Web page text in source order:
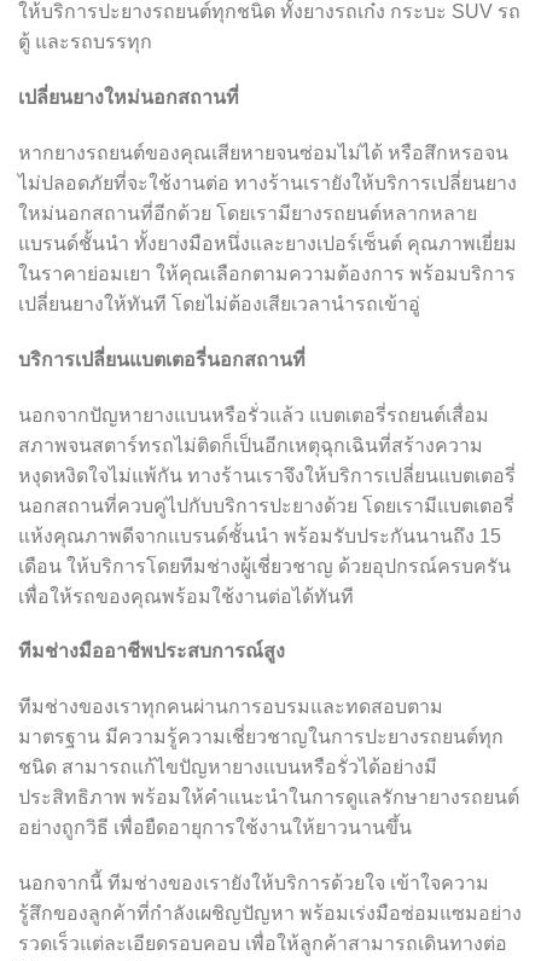
ให้บริการปะยางรถยนต์ทุกชนิด ทั้งยางรถเก๋ง กระบะ SUV รถ
ตู้ และรถบรรทุก
เปลี่ยนยางใหม่นอกสถานที่
หากยางรถยนต์ของคุณเสียหายจนซ่อมไม่ได้ หรือสึกหรอจน
ไม่ปลอดภัยที่จะใช้งานต่อ ทางร้านเรายังให้บริการเปลี่ยนยาง
ใหม่นอกสถานที่อีกด้วย โดยเรามียางรถยนต์หลากหลาย
แบรนด์ชั้นนำ ทั้งยางมือหนึ่งและยางเปอร์เซ็นต์ คุณภาพเยี่ยม
ในราคาย่อมเยา ให้คุณเลือกตามความต้องการ พร้อมบริการ
เปลี่ยนยางให้ทันที โดยไม่ต้องเสียเวลานำรถเข้าอู่
บริการเปลี่ยนแบตเตอรี่นอกสถานที่
นอกจากปัญหายางแบนหรือรั่วแล้ว แบตเตอรี่รถยนต์เสื่อม
สภาพจนสตาร์ทรถไม่ติดก็เป็นอีกเหตุฉุกเฉินที่สร้างความ
หงุดหงิดใจไม่แพ้กัน ทางร้านเราจึงให้บริการเปลี่ยนแบตเตอรี่
นอกสถานที่ควบคู่ไปกับบริการปะยางด้วย โดยเรามีแบตเตอรี่
แห้งคุณภาพดีจากแบรนด์ชั้นนำ พร้อมรับประกันนานถึง 15
เดือน ให้บริการโดยทีมช่างผู้เชี่ยวชาญ ด้วยอุปกรณ์ครบครัน
เพื่อให้รถของคุณพร้อมใช้งานต่อได้ทันที
ทีมช่างมืออาชีพประสบการณ์สูง
ทีมช่างของเราทุกคนผ่านการอบรมและทดสอบตาม
มาตรฐาน มีความรู้ความเชี่ยวชาญในการปะยางรถยนต์ทุก
ชนิด สามารถแก้ไขปัญหายางแบนหรือรั่วได้อย่างมี
ประสิทธิภาพ พร้อมให้คำแนะนำในการดูแลรักษายางรถยนต์
อย่างถูกวิธี เพื่อยืดอายุการใช้งานให้ยาวนานขึ้น
นอกจากนี้ ทีมช่างของเรายังให้บริการด้วยใจ เข้าใจความ
รู้สึกของลูกค้าที่กำลังเผชิญปัญหา พร้อมเร่งมือซ่อมแซมอย่าง
รวดเร็วแต่ละเอียดรอบคอบ เพื่อให้ลูกค้าสามารถเดินทางต่อ